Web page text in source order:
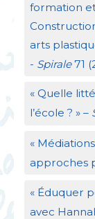
formation
arts
- Spirale71
« Quelle
l’école ? » –
«
approches
« Éduquer
avec